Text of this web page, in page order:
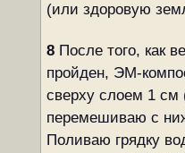
(или здоровую
8После того, как
пройден, ЭМ-
сверху слоем 1 см
перемешиваю с
Поливаю грядку